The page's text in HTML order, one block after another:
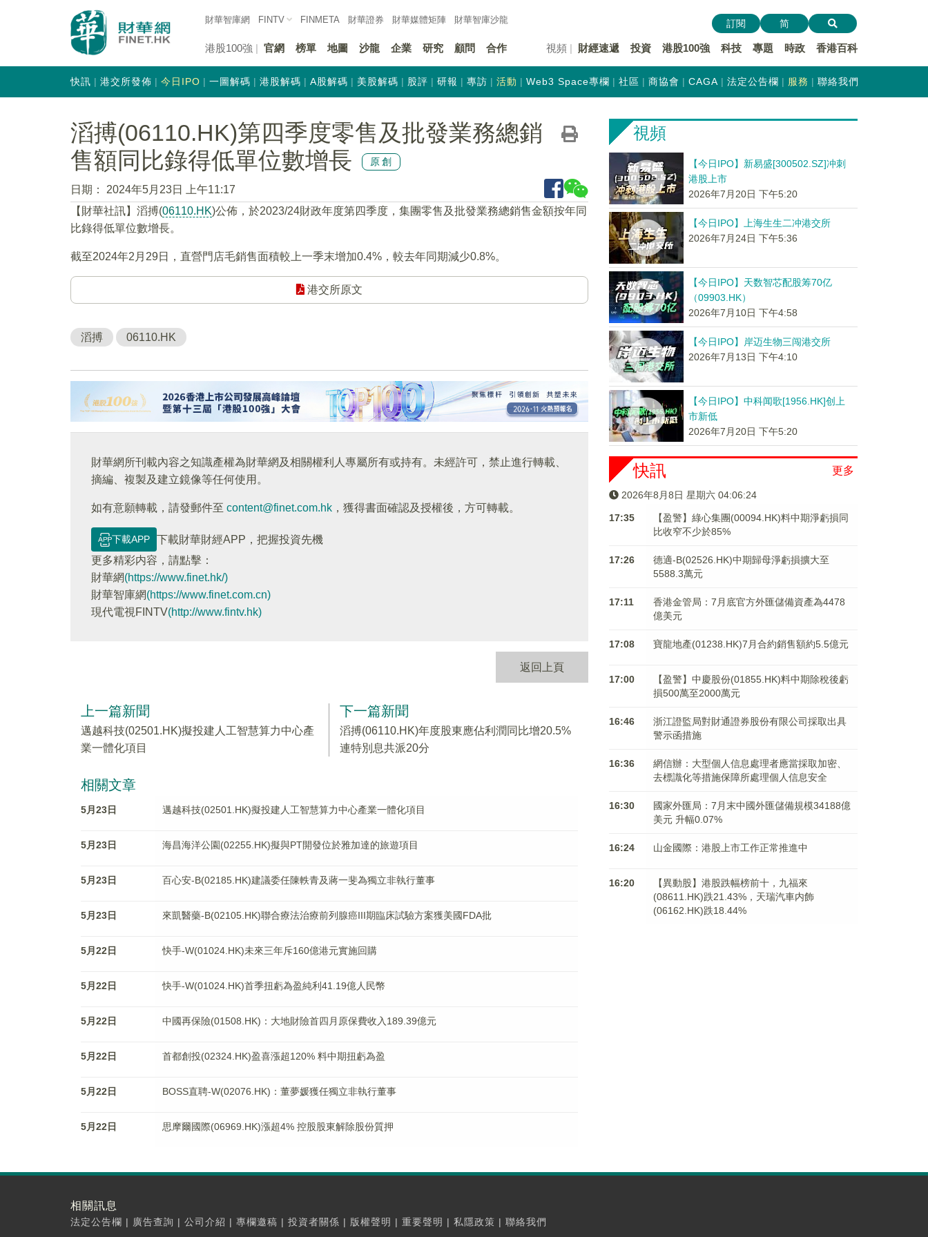
財華智庫網 FINTV FINMETA 財華證券 財華媒體矩陣 財華智庫沙龍
港股100強 官網 榜單 地圖 沙龍 企業 研究 顧問 合作 視頻 財經速遞 投資 港股100強 科技 專題 時政 香港百科
訂閱 简
快訊 港交所發佈 今日IPO 一圖解碼 港股解碼 A股解碼 美股解碼 股評 研報 專訪 活動 Web3 Space專欄 社區 商協會 CAGA 法定公告欄 服務 聯絡我們
滔搏(06110.HK)第四季度零售及批發業務總銷
售額同比錄得低單位數增長
原創
日期：
2024年5月23日 上午11:17
【財華社訊】滔搏(06110.HK)公佈，於2023/24財政年度第四季度，集團零售及批發業務總銷售金額按年同
比錄得低單位數增長。
截至2024年2月29日，直營門店毛銷售面積較上一季末增加0.4%，較去年同期減少0.8%。
港交所原文
滔搏 06110.HK
財華網所刊載內容之知識產權為財華網及相關權利人專屬所有或持有。未經許可，禁止進行轉載、
摘編、複製及建立鏡像等任何使用。
如有意願轉載，請發郵件至 content@finet.com.hk ，獲得書面確認及授權後，方可轉載。
下載APP
下載財華財經APP，把握投資先機
更多精彩内容，請點擊：
財華網(https://www.finet.hk/)
財華智庫網(https://www.finet.com.cn)
現代電視FINTV(http://www.fintv.hk)
返回上頁
上一篇新聞
邁越科技(02501.HK)擬投建人工智慧算力中心產
業一體化項目
下一篇新聞
滔搏(06110.HK)年度股東應佔利潤同比增20.5%
連特別息共派20分
相關文章
5月23日 邁越科技(02501.HK)擬投建人工智慧算力中心產業一體化項目
5月23日 海昌海洋公園(02255.HK)擬與PT開發位於雅加達的旅遊項目
5月23日 百心安-B(02185.HK)建議委任陳軼青及蔣一斐為獨立非執行董事
5月23日 來凱醫藥-B(02105.HK)聯合療法治療前列腺癌III期臨床試驗方案獲美國FDA批
5月22日 快手-W(01024.HK)未來三年斥160億港元實施回購
5月22日 快手-W(01024.HK)首季扭虧為盈純利41.19億人民幣
5月22日 中國再保險(01508.HK)：大地財險首四月原保費收入189.39億元
5月22日 首都創投(02324.HK)盈喜漲超120% 料中期扭虧為盈
5月22日 BOSS直聘-W(02076.HK)：董夢媛獲任獨立非執行董事
5月22日 思摩爾國際(06969.HK)漲超4% 控股股東解除股份質押
視頻
【今日IPO】新易盛[300502.SZ]冲刺
港股上市
2026年7月20日 下午5:20
【今日IPO】上海生生二冲港交所
2026年7月24日 下午5:36
【今日IPO】天数智芯配股筹70亿
（09903.HK）
2026年7月10日 下午4:58
【今日IPO】岸迈生物三闯港交所
2026年7月13日 下午4:10
【今日IPO】中科闻歌[1956.HK]创上
市新低
2026年7月20日 下午5:20
更多
快訊
2026年8月8日 星期六 04:06:24
17:35
【盈警】綠心集團(00094.HK)料中期淨虧損同
比收窄不少於85%
17:26
德適-B(02526.HK)中期歸母淨虧損擴大至
5588.3萬元
17:11
香港金管局：7月底官方外匯儲備資產為4478
億美元
17:08 寶龍地產(01238.HK)7月合約銷售額約5.5億元
17:00
【盈警】中慶股份(01855.HK)料中期除稅後虧
損500萬至2000萬元
16:46
浙江證監局對財通證券股份有限公司採取出具
警示函措施
16:36
網信辦：大型個人信息處理者應當採取加密、
去標識化等措施保障所處理個人信息安全
16:30
國家外匯局：7月末中國外匯儲備規模34188億
美元 升幅0.07%
16:24 山金國際：港股上市工作正常推進中
16:20
【異動股】港股跌幅榜前十，九福來
(08611.HK)跌21.43%，天瑞汽車内飾
(06162.HK)跌18.44%
相關訊息
法定公告欄 | 廣告查詢 | 公司介紹 | 專欄邀稿 | 投資者關係 | 版權聲明 | 重要聲明 | 私隱政策 | 聯絡我們